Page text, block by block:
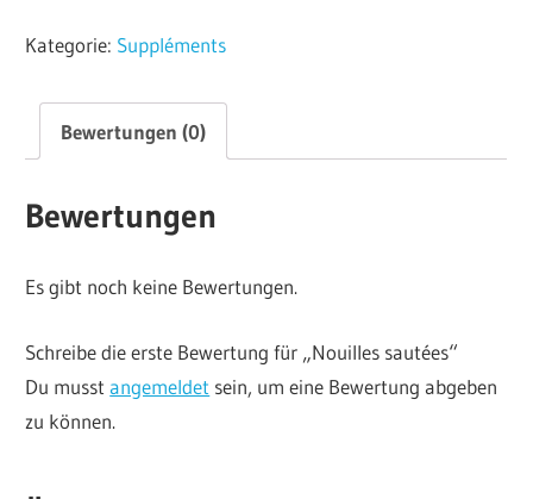
Kategorie: Suppléments
Bewertungen (0)
Bewertungen
Es gibt noch keine Bewertungen.
Schreibe die erste Bewertung für „Nouilles sautées“
Du musstangemeldet sein, um eine Bewertung abgeben
zu können.